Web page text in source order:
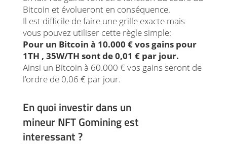
Bitcoin et évolueront en conséquence.
Il est difficile de faire une grille exacte mais
vous pouvez utiliser cette règle simple:
Pour un Bitcoin à 10.000 € vos gains pour
1TH , 35W/TH sont de 0,01 € par jour.
Ainsi un Bitcoin à 60.000 € vos gains seront de
l’ordre de 0,06 € par jour.
En quoi investir dans un
mineur NFT Gomining est
interessant ?